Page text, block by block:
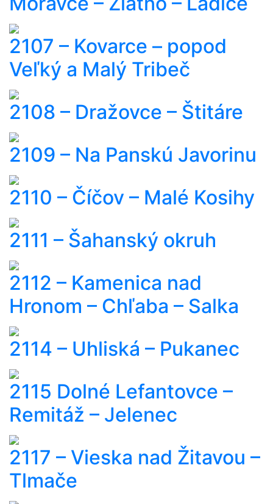
2107 – Kovarce – popod
Veľký a Malý Tribeč
2108 – Dražovce – Štitáre
2109 – Na Panskú Javorinu
2110 – Číčov – Malé Kosihy
2111 – Šahanský okruh
2112 – Kamenica nad
Hronom – Chľaba – Salka
2114 – Uhliská – Pukanec
2115 Dolné Lefantovce –
Remitáž – Jelenec
2117 – Vieska nad Žitavou –
Tlmače